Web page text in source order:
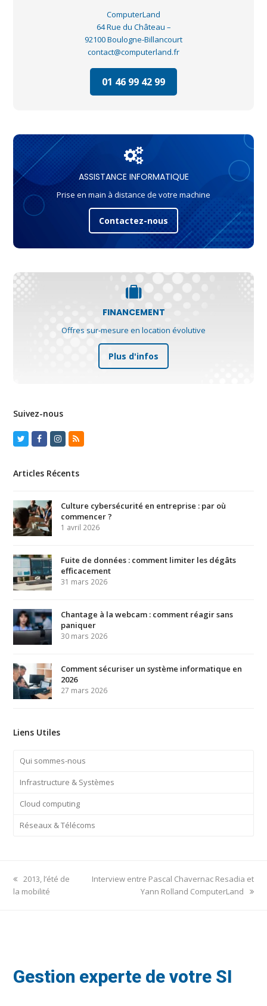
ComputerLand
64 Rue du Château –
92100 Boulogne-Billancourt
contact@computerland.fr
01 46 99 42 99
ASSISTANCE INFORMATIQUE
Prise en main à distance de votre machine
Contactez-nous
FINANCEMENT
Offres sur-mesure en location évolutive
Plus d'infos
Suivez-nous
TwitterFacebook
Instagram
RSS
Articles Récents
Culture cybersécurité en entreprise : par où
commencer ?
1 avril 2026
Fuite de données : comment limiter les dégâts
efficacement
31 mars 2026
Chantage à la webcam : comment réagir sans
paniquer
30 mars 2026
Comment sécuriser un système informatique en
2026
27 mars 2026
Liens Utiles
Qui sommes-nous
Infrastructure & Systèmes
Cloud computing
Réseaux & Télécoms
previous
post:
2013, l’été de
la mobilité
next
Interview entre Pascal Chavernac Resadia et
Yann Rolland ComputerLand
Gestion experte de votre SI